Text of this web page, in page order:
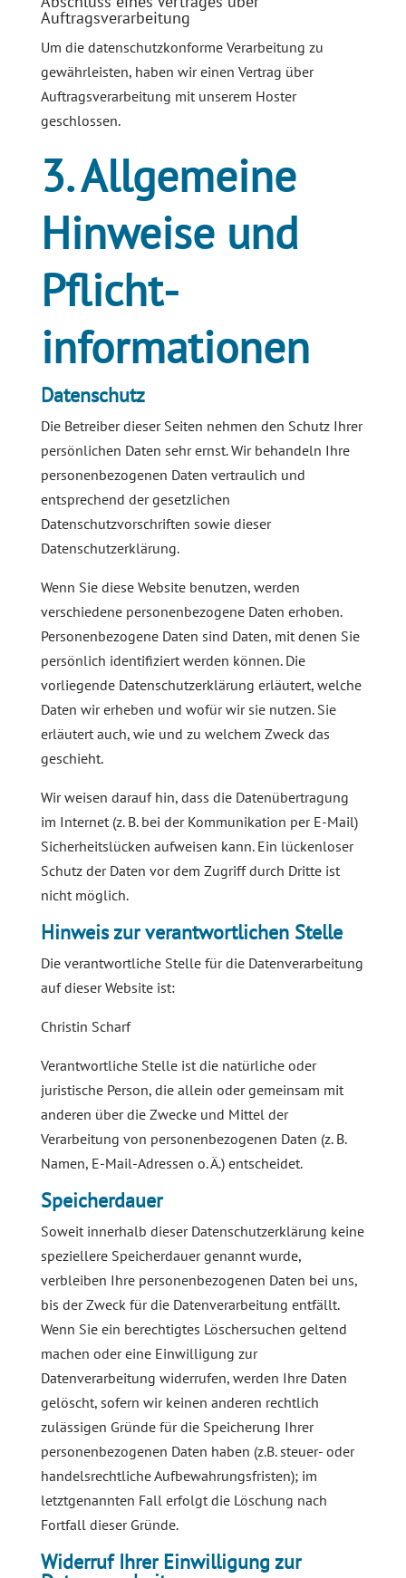
Auftragsverarbeitung
Um die datenschutzkonforme Verarbeitung zu
gewährleisten, haben wir einen Vertrag über
Auftragsverarbeitung mit unserem Hoster
geschlossen.
3. Allgemeine
Hinweise und
Pflicht­
informationen
Datenschutz
Die Betreiber dieser Seiten nehmen den Schutz Ihrer
persönlichen Daten sehr ernst. Wir behandeln Ihre
personenbezogenen Daten vertraulich und
entsprechend der gesetzlichen
Datenschutzvorschriften sowie dieser
Datenschutzerklärung.
Wenn Sie diese Website benutzen, werden
verschiedene personenbezogene Daten erhoben.
Personenbezogene Daten sind Daten, mit denen Sie
persönlich identifiziert werden können. Die
vorliegende Datenschutzerklärung erläutert, welche
Daten wir erheben und wofür wir sie nutzen. Sie
erläutert auch, wie und zu welchem Zweck das
geschieht.
Wir weisen darauf hin, dass die Datenübertragung
im Internet (z. B. bei der Kommunikation per E-Mail)
Sicherheitslücken aufweisen kann. Ein lückenloser
Schutz der Daten vor dem Zugriff durch Dritte ist
nicht möglich.
Hinweis zur verantwortlichen Stelle
Die verantwortliche Stelle für die Datenverarbeitung
auf dieser Website ist:
Christin Scharf
Verantwortliche Stelle ist die natürliche oder
juristische Person, die allein oder gemeinsam mit
anderen über die Zwecke und Mittel der
Verarbeitung von personenbezogenen Daten (z. B.
Namen, E-Mail-Adressen o. Ä.) entscheidet.
Speicherdauer
Soweit innerhalb dieser Datenschutzerklärung keine
speziellere Speicherdauer genannt wurde,
verbleiben Ihre personenbezogenen Daten bei uns,
bis der Zweck für die Datenverarbeitung entfällt.
Wenn Sie ein berechtigtes Löschersuchen geltend
machen oder eine Einwilligung zur
Datenverarbeitung widerrufen, werden Ihre Daten
gelöscht, sofern wir keinen anderen rechtlich
zulässigen Gründe für die Speicherung Ihrer
personenbezogenen Daten haben (z.B. steuer- oder
handelsrechtliche Aufbewahrungsfristen); im
letztgenannten Fall erfolgt die Löschung nach
Fortfall dieser Gründe.
Widerruf Ihrer Einwilligung zur